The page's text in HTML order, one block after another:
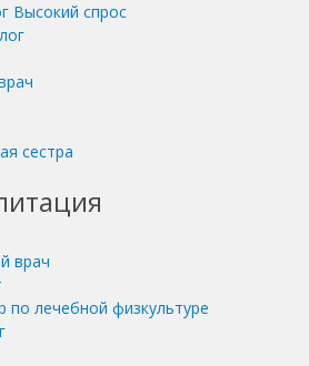
Высокий спрос
сестра
врач
по лечебной физкультуре